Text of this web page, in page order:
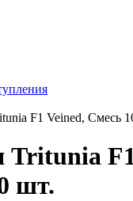
F1 Veined, Смесь
Tritunia
шт.